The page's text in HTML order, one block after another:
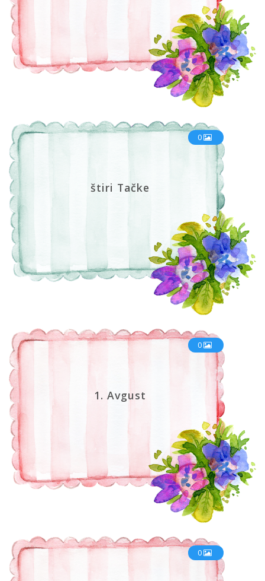
štiri Tačke
0
1. Avgust
0
0